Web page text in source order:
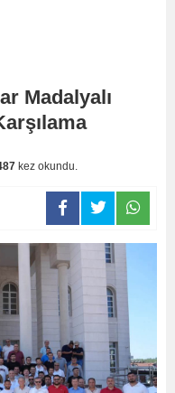
Madalyalı
kez okundu.